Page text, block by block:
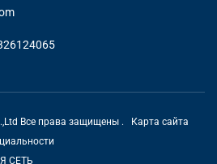
Все права защищены .
Карта сайта
СЕТЬ